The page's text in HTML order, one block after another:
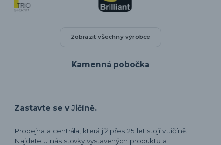
Zobrazit všechny výrobce
Kamenná pobočka
Zastavte se v Jičíně.
Prodejna a centrála, která již přes 25 let stojí v Jičíně.
Najdete u nás stovky vystavených produktů a